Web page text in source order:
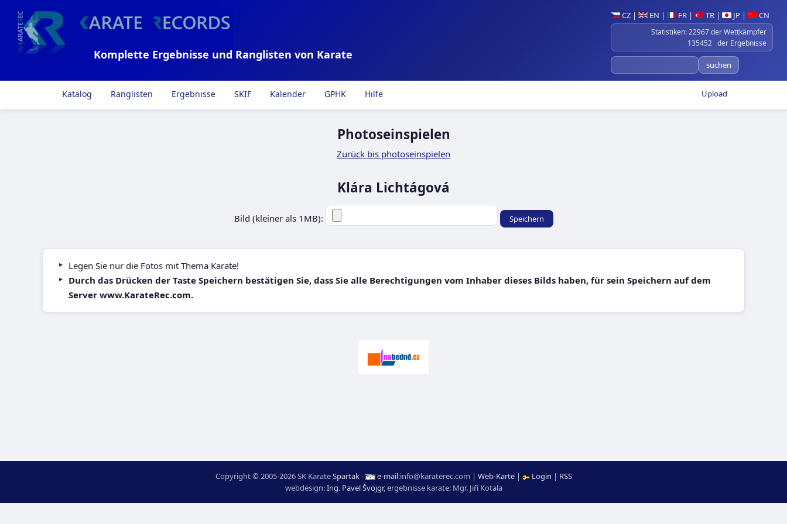
CZ | EN | FR | TR | JP | CN
Statistiken: 22967 der Wettkämpfer
135452 der Ergebnisse
Komplette Ergebnisse und Ranglisten von Karate
Upload
Katalog Ranglisten Ergebnisse SKIF Kalender GPHK Hilfe
Photoseinspielen
Zurück bis photoseinspielen
Klára Lichtágová
Bild (kleiner als 1MB):
Legen Sie nur die Fotos mit Thema Karate!
Durch das Drücken der Taste Speichern bestätigen Sie, dass Sie alle Berechtigungen vom Inhaber dieses Bilds haben, für sein Speichern auf dem
Server www.KarateRec.com.
Copyright © 2005-2026 SK KarateSpartak- e-mail:moc.ceretarak@ofni | Web-Karte| Login | RSS
webdesign:Ing. Pavel Švojgr,ergebnisse karate: Mgr. Jiří Kotala